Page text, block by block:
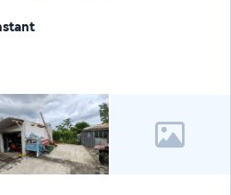
encombrants, la livraisons, le